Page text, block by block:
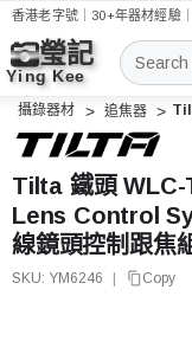
香港老字號｜30+年器材經驗
搜
索
攝錄器材 追焦器
Tilta 鐵頭
Lens Control
線鏡頭控制跟焦
SKU: YM6246 Copy